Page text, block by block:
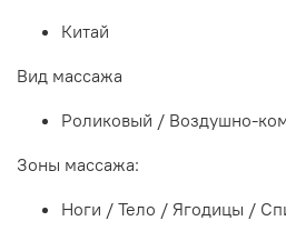
Китай
Вид массажа
Роликовый / Воздушно-
Зоны массажа:
Ноги / Тело / Ягодицы /